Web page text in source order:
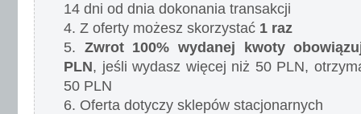
14 dni od dnia dokonania transakcji
4. Z oferty możesz skorzystać 1 raz
5. Zwrot 100% wydanej kwoty
PLN, jeśli wydasz więcej niż 50 PLN,
50 PLN
6. Oferta dotyczy sklepów stacjonarnych